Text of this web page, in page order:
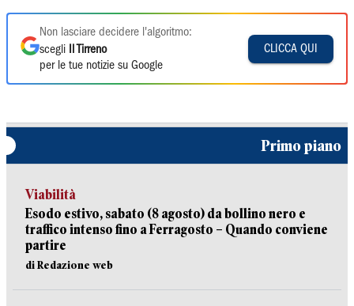
Non lasciare decidere l'algoritmo:
scegli
Il Tirreno
per le tue notizie su Google
CLICCA QUI
Primo piano
Viabilità
Esodo estivo, sabato (8 agosto) da bollino nero e
traffico intenso fino a Ferragosto – Quando conviene
partire
di Redazione web